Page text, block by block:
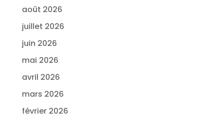
août 2026
juillet 2026
juin 2026
mai 2026
avril 2026
mars 2026
février 2026